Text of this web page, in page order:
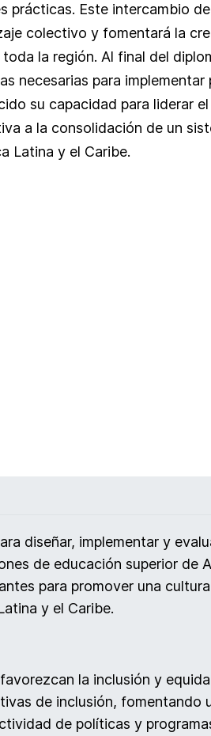
prácticas. Este intercambio de
colectivo y fomentará la
la región. Al final del
necesarias para implementar
su capacidad para liderar
a la consolidación de un
Latina y el Caribe.
diseñar, implementar y
de educación superior de
para promover una
y el Caribe.
la inclusión y
de inclusión,
de políticas y